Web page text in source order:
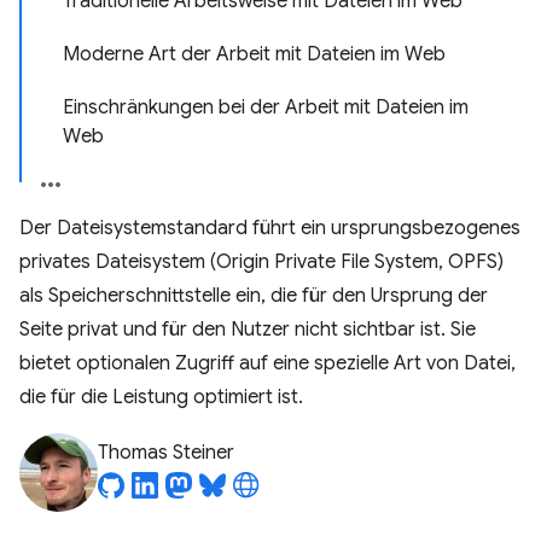
Moderne Art der Arbeit mit Dateien im Web
Einschränkungen bei der Arbeit mit Dateien im
Web
Der Dateisystemstandard führt ein ursprungsbezogenes
privates Dateisystem (Origin Private File System, OPFS)
als Speicherschnittstelle ein, die für den Ursprung der
Seite privat und für den Nutzer nicht sichtbar ist. Sie
bietet optionalen Zugriff auf eine spezielle Art von Datei,
die für die Leistung optimiert ist.
Thomas Steiner